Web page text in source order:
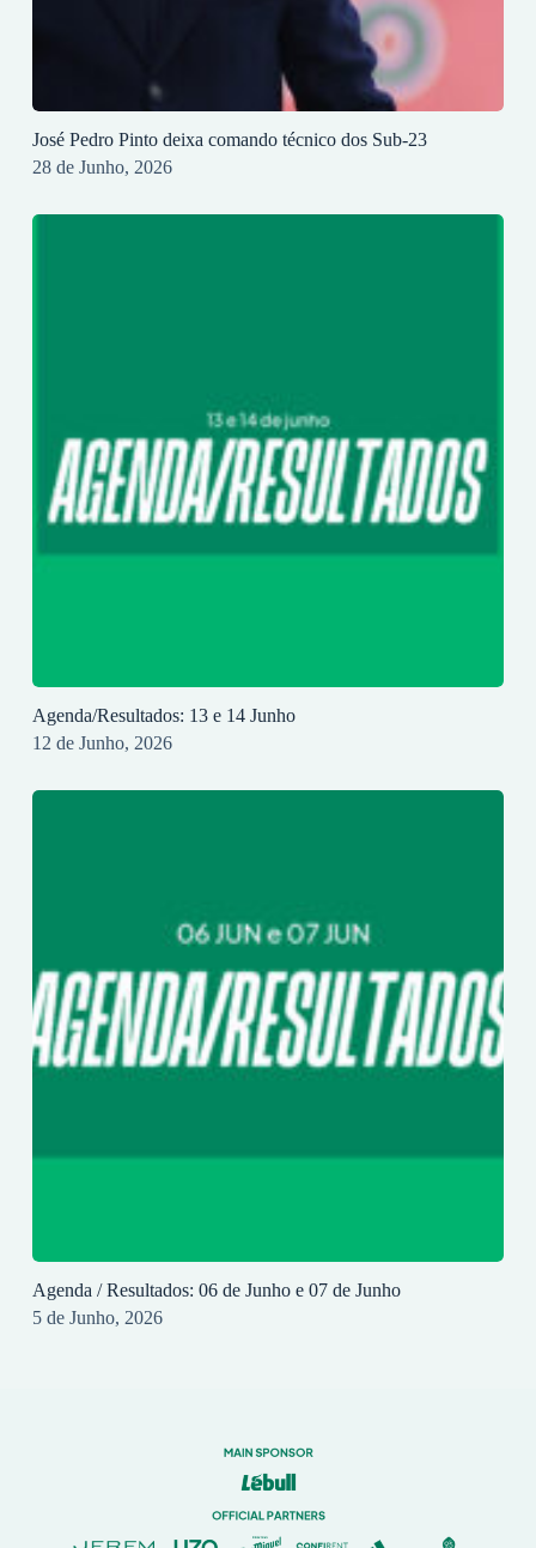
José Pedro Pinto deixa comando técnico dos Sub-23
28 de Junho, 2026
Agenda/Resultados: 13 e 14 Junho
12 de Junho, 2026
Agenda / Resultados: 06 de Junho e 07 de Junho
5 de Junho, 2026